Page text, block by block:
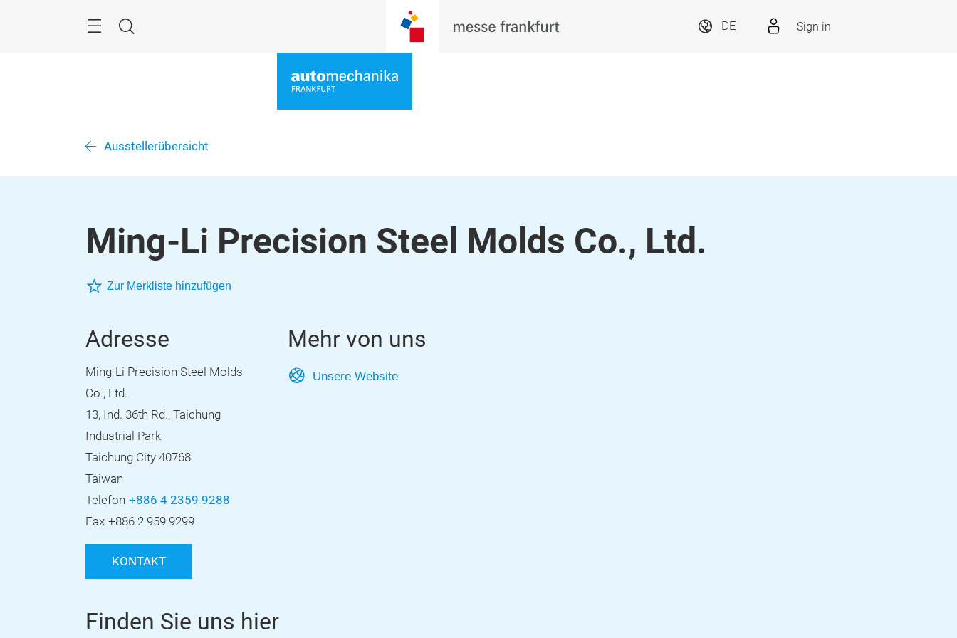
Suche
DE Sign in
Ausstellerübersicht
Ming-Li Precision Steel Molds Co., Ltd.
Zur Merkliste hinzufügen
Adresse
Ming-Li Precision Steel Molds
Co., Ltd.
13, Ind. 36th Rd., Taichung
Industrial Park
Taichung City 40768
Taiwan
Telefon +886 4 2359 9288
Fax +886 2 959 9299
KONTAKT
Mehr von uns
Unsere Website
Finden Sie uns hier